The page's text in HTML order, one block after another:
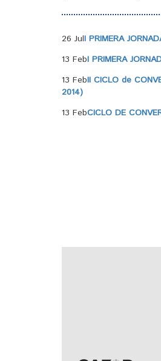
26 JulI PRIMERA
13 FebI PRIMERA
13 FebII CICLO de
2014)
13 FebCICLO DE